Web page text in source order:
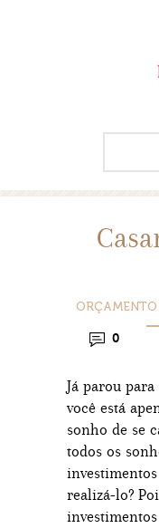
0
Já parou
você está
sonho de se
todos os
realizá-lo?